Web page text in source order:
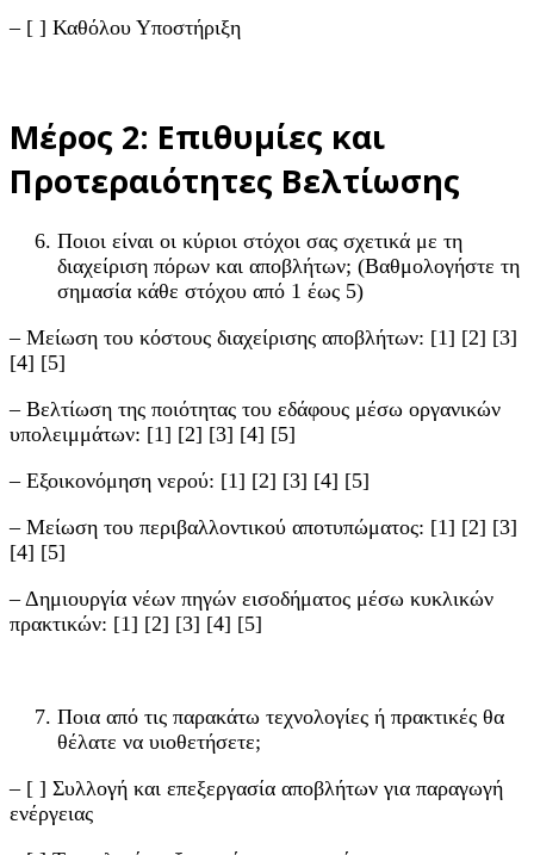
– [ ] Καθόλου Υποστήριξη
Μέρος 2: Επιθυμίες και
Προτεραιότητες Βελτίωσης
Ποιοι είναι οι κύριοι στόχοι σας σχετικά με τη
διαχείριση πόρων και αποβλήτων; (Βαθμολογήστε τη
σημασία κάθε στόχου από 1 έως 5)
– Μείωση του κόστους διαχείρισης αποβλήτων: [1] [2] [3]
[4] [5]
– Βελτίωση της ποιότητας του εδάφους μέσω οργανικών
υπολειμμάτων: [1] [2] [3] [4] [5]
– Εξοικονόμηση νερού: [1] [2] [3] [4] [5]
– Μείωση του περιβαλλοντικού αποτυπώματος: [1] [2] [3]
[4] [5]
– Δημιουργία νέων πηγών εισοδήματος μέσω κυκλικών
πρακτικών: [1] [2] [3] [4] [5]
Ποια από τις παρακάτω τεχνολογίες ή πρακτικές θα
θέλατε να υιοθετήσετε;
– [ ] Συλλογή και επεξεργασία αποβλήτων για παραγωγή
ενέργειας